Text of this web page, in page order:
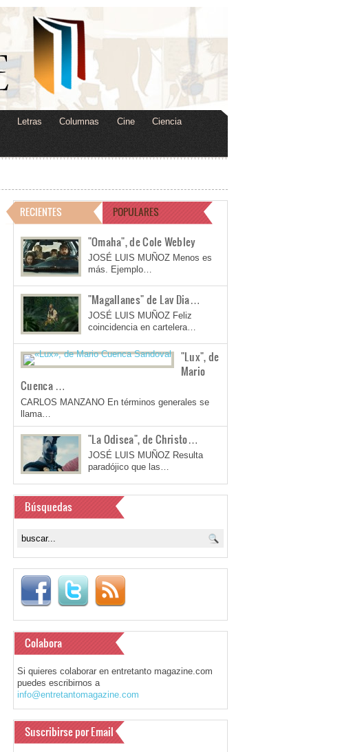
Letras Columnas Cine Ciencia
RECIENTES POPULARES
"Omaha", de Cole Webley
JOSÉ LUIS MUÑOZ Menos es
más. Ejemplo…
"Magallanes" de Lav Dia…
JOSÉ LUIS MUÑOZ Feliz
coincidencia en cartelera…
"Lux", de
Mario
Cuenca …
CARLOS MANZANO En términos generales se
llama…
"La Odisea", de Christo…
JOSÉ LUIS MUÑOZ Resulta
paradójico que las…
Búsquedas
Colabora
Si quieres colaborar en entretanto magazine.com
puedes escribirnos a
info@entretantomagazine.com
Suscribirse por Email